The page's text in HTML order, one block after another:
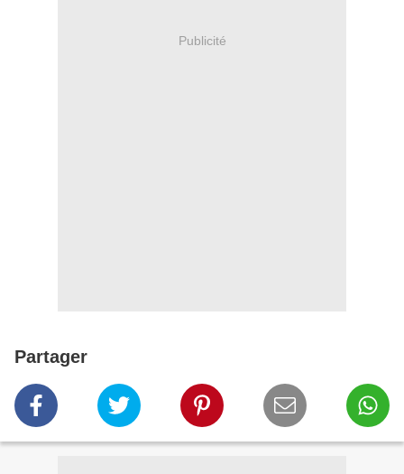
Publicité
Partager